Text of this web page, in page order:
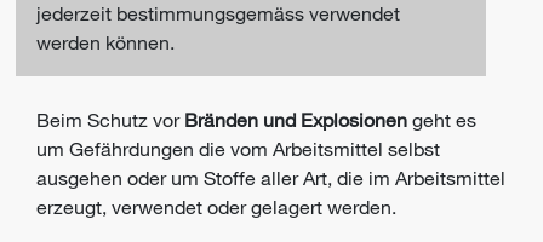
jederzeit bestimmungsgemäss verwendet
werden können.
Beim Schutz vor Bränden und Explosionen geht es
um Gefährdungen die vom Arbeitsmittel selbst
ausgehen oder um Stoffe aller Art, die im Arbeitsmittel
erzeugt, verwendet oder gelagert werden.